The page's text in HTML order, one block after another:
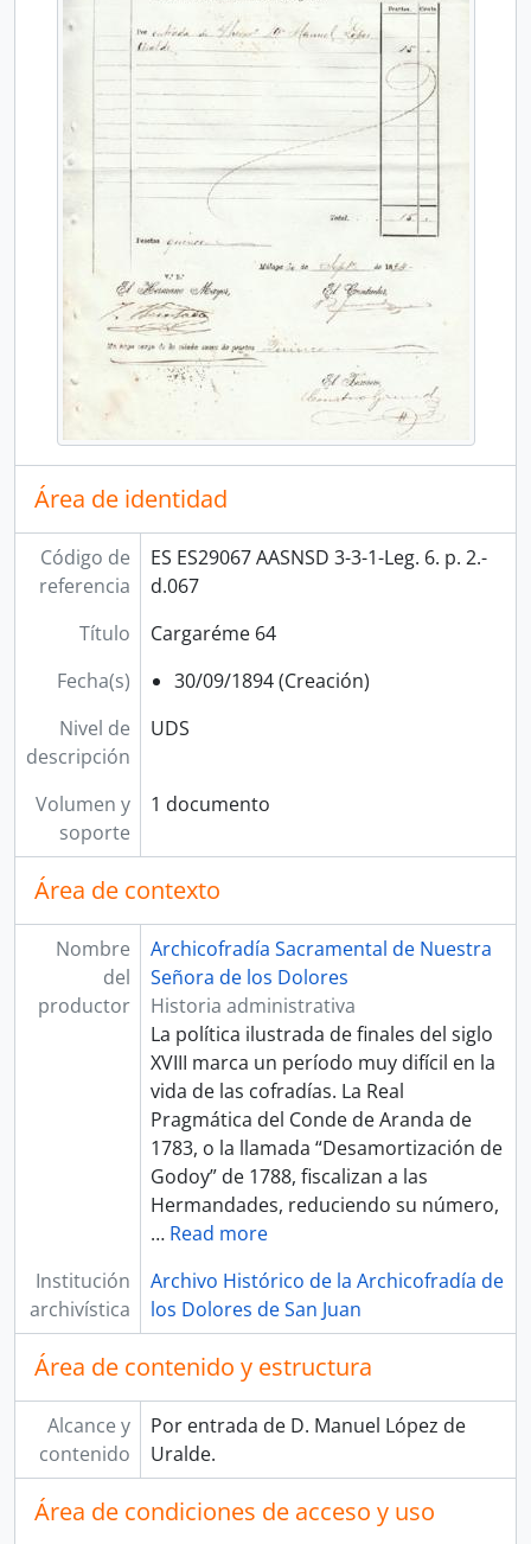
Área de identidad
Código de
referencia
ES ES29067 AASNSD 3-3-1-Leg. 6. p. 2.-
d.067
Título
Cargaréme 64
Fecha(s)
30/09/1894 (Creación)
Nivel de
descripción
UDS
Volumen y
soporte
1 documento
Área de contexto
Nombre
del
productor
Archicofradía Sacramental de Nuestra
Señora de los Dolores
Historia administrativa
La política ilustrada de finales del siglo
XVIII marca un período muy difícil en la
vida de las cofradías. La Real
Pragmática del Conde de Aranda de
1783, o la llamada “Desamortización de
Godoy” de 1788, fiscalizan a las
Hermandades, reduciendo su número,
… Read more
Institución
archivística
Archivo Histórico de la Archicofradía de
los Dolores de San Juan
Área de contenido y estructura
Alcance y
contenido
Por entrada de D. Manuel López de
Uralde.
Área de condiciones de acceso y uso